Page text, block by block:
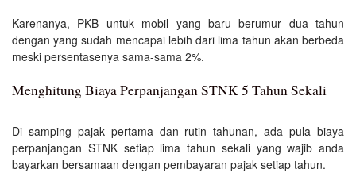
Karenanya, PKB untuk mobil yang baru berumur dua tahun
dengan yang sudah mencapai lebih dari lima tahun akan berbeda
meski persentasenya sama-sama 2%.
Menghitung Biaya Perpanjangan STNK 5 Tahun Sekali
Di samping pajak pertama dan rutin tahunan, ada pula biaya
perpanjangan STNK setiap lima tahun sekali yang wajib anda
bayarkan bersamaan dengan pembayaran pajak setiap tahun.